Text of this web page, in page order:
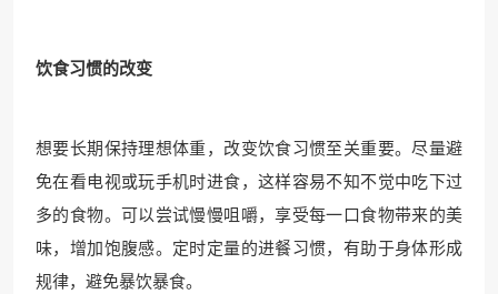
饮食习惯的改变
想要长期保持理想体重，改变饮食习惯至关重要。尽量避
免在看电视或玩手机时进食，这样容易不知不觉中吃下过
多的食物。可以尝试慢慢咀嚼，享受每一口食物带来的美
味，增加饱腹感。定时定量的进餐习惯，有助于身体形成
规律，避免暴饮暴食。